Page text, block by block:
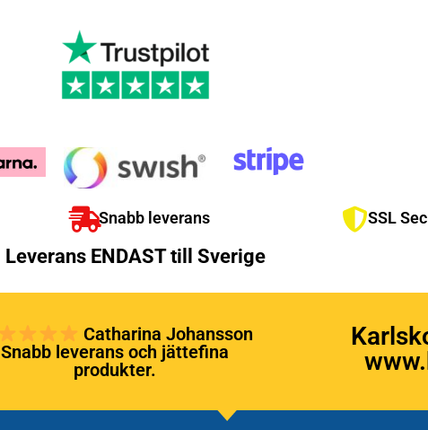
Snabb leverans SSL
Leverans ENDAST till Sverige
Catharina Johansson
Snabb leverans och jättefina
produkter.